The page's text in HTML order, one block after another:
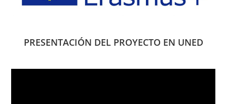
PRESENTACIÓN DEL PROYECTO EN UNED